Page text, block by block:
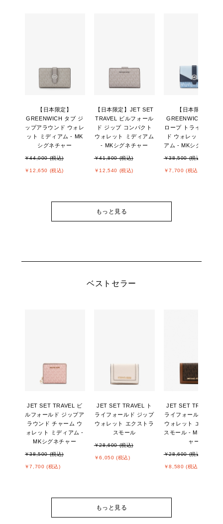
【日本限定】
GREENWICH タブ ジ
ップアラウンド ウォレ
ット ミディアム - MK
シグネチャー
￥44,000 (税込)
￥12,650 (税込)
【日本限定】JET SET
TRAVEL ビルフォール
ド ジップ コンパクト
ウォレット ミディアム
- MKシグネチャー
￥41,800 (税込)
￥12,540 (税込)
【日本限定】
GREENWICH エンベ
ロープ トライフォー
ド ウォレット ミディ
アム - MKシグネチャ
￥38,500 (税込)
￥7,700 (税込)
もっと見る
ベストセラー
JET SET TRAVEL ビ
ルフォールド ジップア
ラウンド チャーム ウ
ォレット ミディアム -
MKシグネチャー
￥38,500 (税込)
￥7,700 (税込)
JET SET TRAVEL ト
ライフォールド ジップ
ウォレット エクストラ
スモール
￥28,600 (税込)
￥6,050 (税込)
JET SET TRAVEL ト
ライフォールド ジッ
ウォレット エクスト
スモール - MKシグネ
ャー
￥28,600 (税込)
￥8,580 (税込)
もっと見る